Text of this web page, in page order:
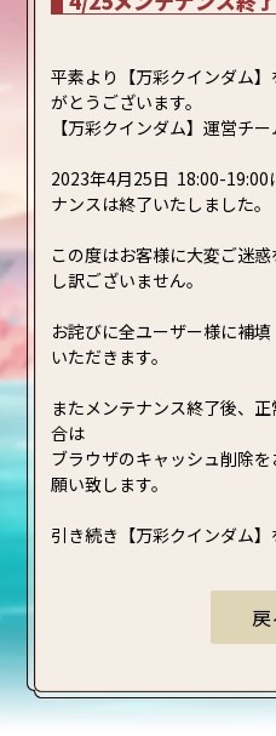
平素より【万彩クインダム
がとうございます。
【万彩クインダム】運営チー
2023年4月25日 18:00-19:00
ナンスは終了いたしました。
この度はお客様に大変ご迷
し訳ございません。
お詫びに全ユーザー様に補
いただきます。
またメンテナンス終了後、
合は
ブラウザのキャッシュ削除
願い致します。
引き続き【万彩クインダム】
戻